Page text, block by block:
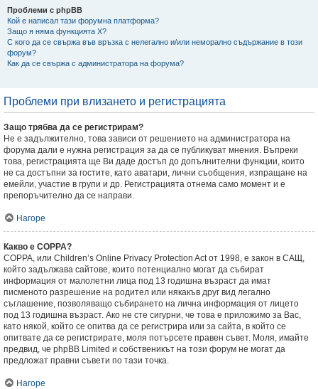
Проблеми с phpBB
Кой е написал тази форумна платформа?
Защо я няма функцията X?
С кого да се свържа във връзка с нелегално и/или неморално съдържание в този
форум?
Как да се свържа с администратора на форума?
Проблеми при влизането и регистрацията
Защо трябва да се регистрирам?
Не е задължително, това зависи от решението на администратора на
форума дали е нужна регистрация за да се публикуват мнения. Въпреки
това, регистрацията ще Ви даде достъп до допълнителни функции, които
не са достъпни за гостите, като аватари, лични съобщения, изпращане на
емейли, участие в групи и др. Регистрацията отнема само момент и е
препоръчително да се направи.
Нагоре
Какво е COPPA?
COPPA, или Children’s Online Privacy Protection Act от 1998, е закон в САЩ,
който задължава сайтове, които потенциално могат да събират
информация от малолетни лица под 13 годишна възраст да имат
писменото разрешение на родител или някакъв друг вид легално
съглашение, позволяващо събирането на лична информация от лицето
под 13 годишна възраст. Ако не сте сигурни, че това е приложимо за Вас,
като някой, който се опитва да се регистрира или за сайта, в който се
опитвате да се регистрирате, моля потърсете правен съвет. Моля, имайте
предвид, че phpBB Limited и собственикът на този форум не могат да
предложат правни съвети по тази точка.
Нагоре